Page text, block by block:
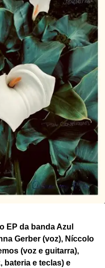
EP da banda Azul
Gerber (voz), Níccolo
(voz e guitarra),
bateria e teclas) e